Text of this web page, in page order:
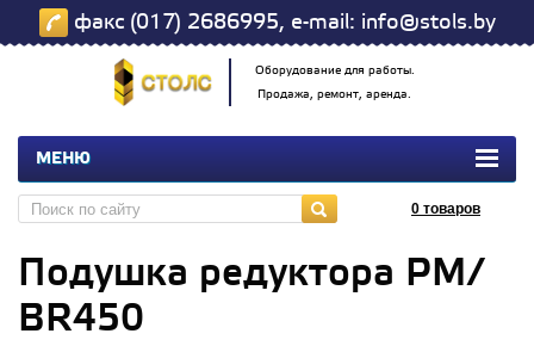
факс (017) 2686995, e-mail: info@stols.by
Оборудование для работы.
Продажа, ремонт, аренда.
МЕНЮ
0 товаров
Подушка редуктора РМ/
BR450